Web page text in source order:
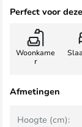
Perfect voor
Woonkame
r
Afmetingen
Hoogte (cm):